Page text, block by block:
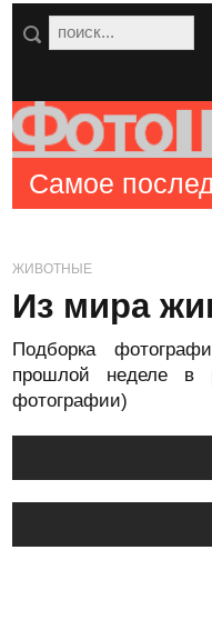
Самое
ЖИВОТНЫЕ
Из мира
Подборка
прошлой неделе в
фотографии)